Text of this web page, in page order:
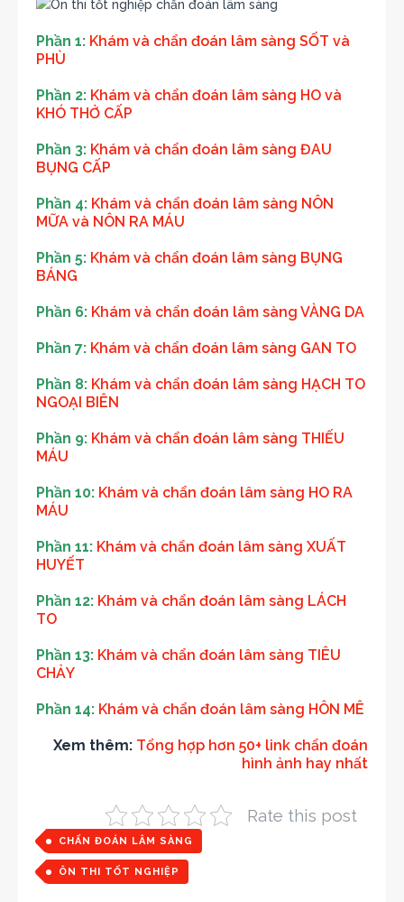
Phần 1: Khám và chẩn đoán lâm sàng SỐT và
PHÙ
Phần 2: Khám và chẩn đoán lâm sàng HO và
KHÓ THỞ CẤP
Phần 3: Khám và chẩn đoán lâm sàng ĐAU
BỤNG CẤP
Phần 4: Khám và chẩn đoán lâm sàng NÔN
MỮA và NÔN RA MÁU
Phần 5: Khám và chẩn đoán lâm sàng BỤNG
BÁNG
Phần 6: Khám và chẩn đoán lâm sàng VÀNG DA
Phần 7: Khám và chẩn đoán lâm sàng GAN TO
Phần 8: Khám và chẩn đoán lâm sàng HẠCH TO
NGOẠI BIÊN
Phần 9: Khám và chẩn đoán lâm sàng THIẾU
MÁU
Phần 10: Khám và chẩn đoán lâm sàng HO RA
MÁU
Phần 11: Khám và chẩn đoán lâm sàng XUẤT
HUYẾT
Phần 12: Khám và chẩn đoán lâm sàng LÁCH
TO
Phần 13: Khám và chẩn đoán lâm sàng TIÊU
CHẢY
Phần 14: Khám và chẩn đoán lâm sàng HÔN MÊ
Xem thêm: Tổng hợp hơn 50+ link chẩn đoán
hình ảnh hay nhất
Rate this post
CHẨN ĐOÁN LÂM SÀNG
ÔN THI TỐT NGHIỆP